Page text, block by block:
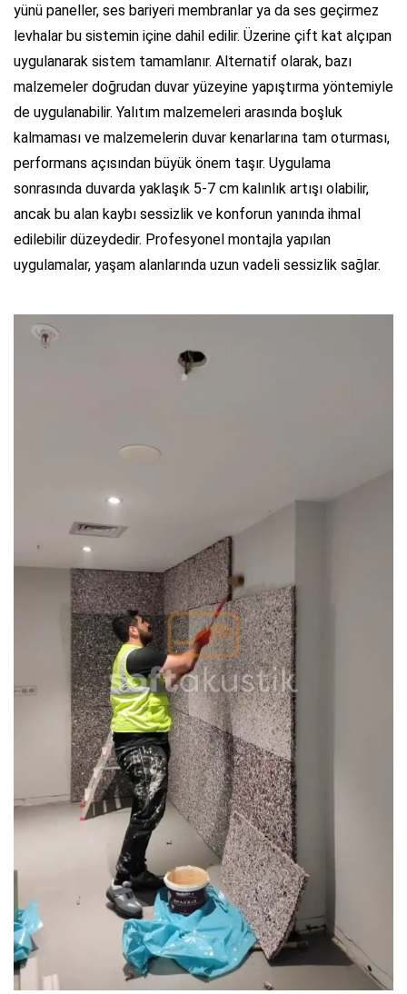
yünü paneller, ses bariyeri membranlar ya da ses geçirmez
levhalar bu sistemin içine dahil edilir. Üzerine çift kat alçıpan
uygulanarak sistem tamamlanır. Alternatif olarak, bazı
malzemeler doğrudan duvar yüzeyine yapıştırma yöntemiyle
de uygulanabilir. Yalıtım malzemeleri arasında boşluk
kalmaması ve malzemelerin duvar kenarlarına tam oturması,
performans açısından büyük önem taşır. Uygulama
sonrasında duvarda yaklaşık 5-7 cm kalınlık artışı olabilir,
ancak bu alan kaybı sessizlik ve konforun yanında ihmal
edilebilir düzeydedir. Profesyonel montajla yapılan
uygulamalar, yaşam alanlarında uzun vadeli sessizlik sağlar.